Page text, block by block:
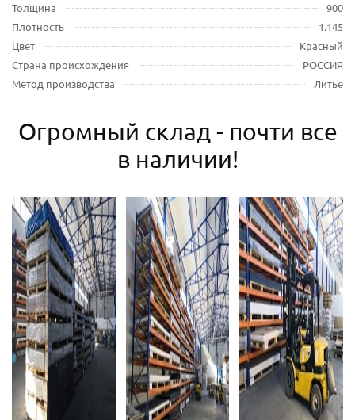
Толщина
900
Плотность
1.145
Цвет
Красный
Страна происхождения
РОССИЯ
Метод производства
Литье
Огромный склад - почти все
в наличии!